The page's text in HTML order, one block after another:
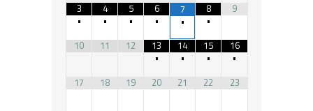
3
•
4
•
5
•
6
•
7
•
8
•
9
10 11 12
13
•
14
•
15
•
16
•
17
18 19 20 21 22 23